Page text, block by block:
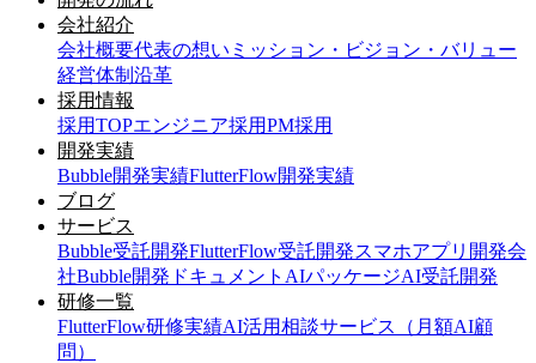
会社紹介
会社概要代表の想い ミッション・ビジョン・バリュー
経営体制 沿革
採用情報
採用TOPエンジニア採用PM採用
開発実績
Bubble開発実績FlutterFlow開発実績
ブログ
サービス
Bubble受託開発FlutterFlow受託開発スマホアプリ開発会
社Bubble開発ドキュメント AIパッケージAI受託開発
研修一覧
FlutterFlow研修実績AI活用相談サービス（月額AI顧
問）